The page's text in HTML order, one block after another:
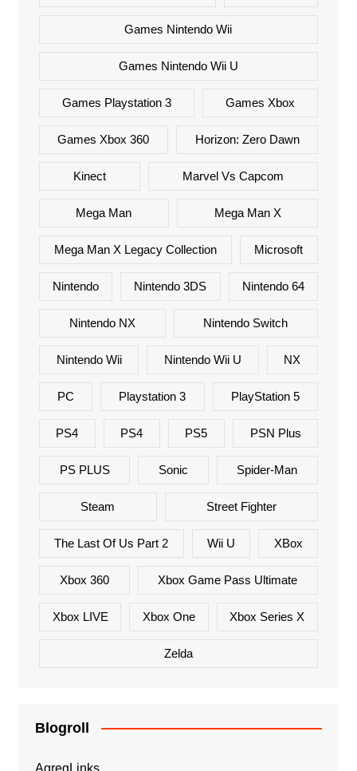
Games Nintendo Wii
Games Nintendo Wii U
Games Playstation 3 Games Xbox
Games Xbox 360 Horizon: Zero Dawn
Kinect Marvel Vs Capcom
Mega Man Mega Man X
Mega Man X Legacy Collection Microsoft
Nintendo Nintendo 3DS Nintendo 64
Nintendo NX Nintendo Switch
Nintendo Wii Nintendo Wii U NX
PC Playstation 3 PlayStation 5
PS4 PS4 PS5 PSN Plus
PS PLUS Sonic Spider-Man
Steam Street Fighter
The Last Of Us Part 2 Wii U XBox
Xbox 360 Xbox Game Pass Ultimate
Xbox LIVE Xbox One Xbox Series X
Zelda
Blogroll
AgregLinks